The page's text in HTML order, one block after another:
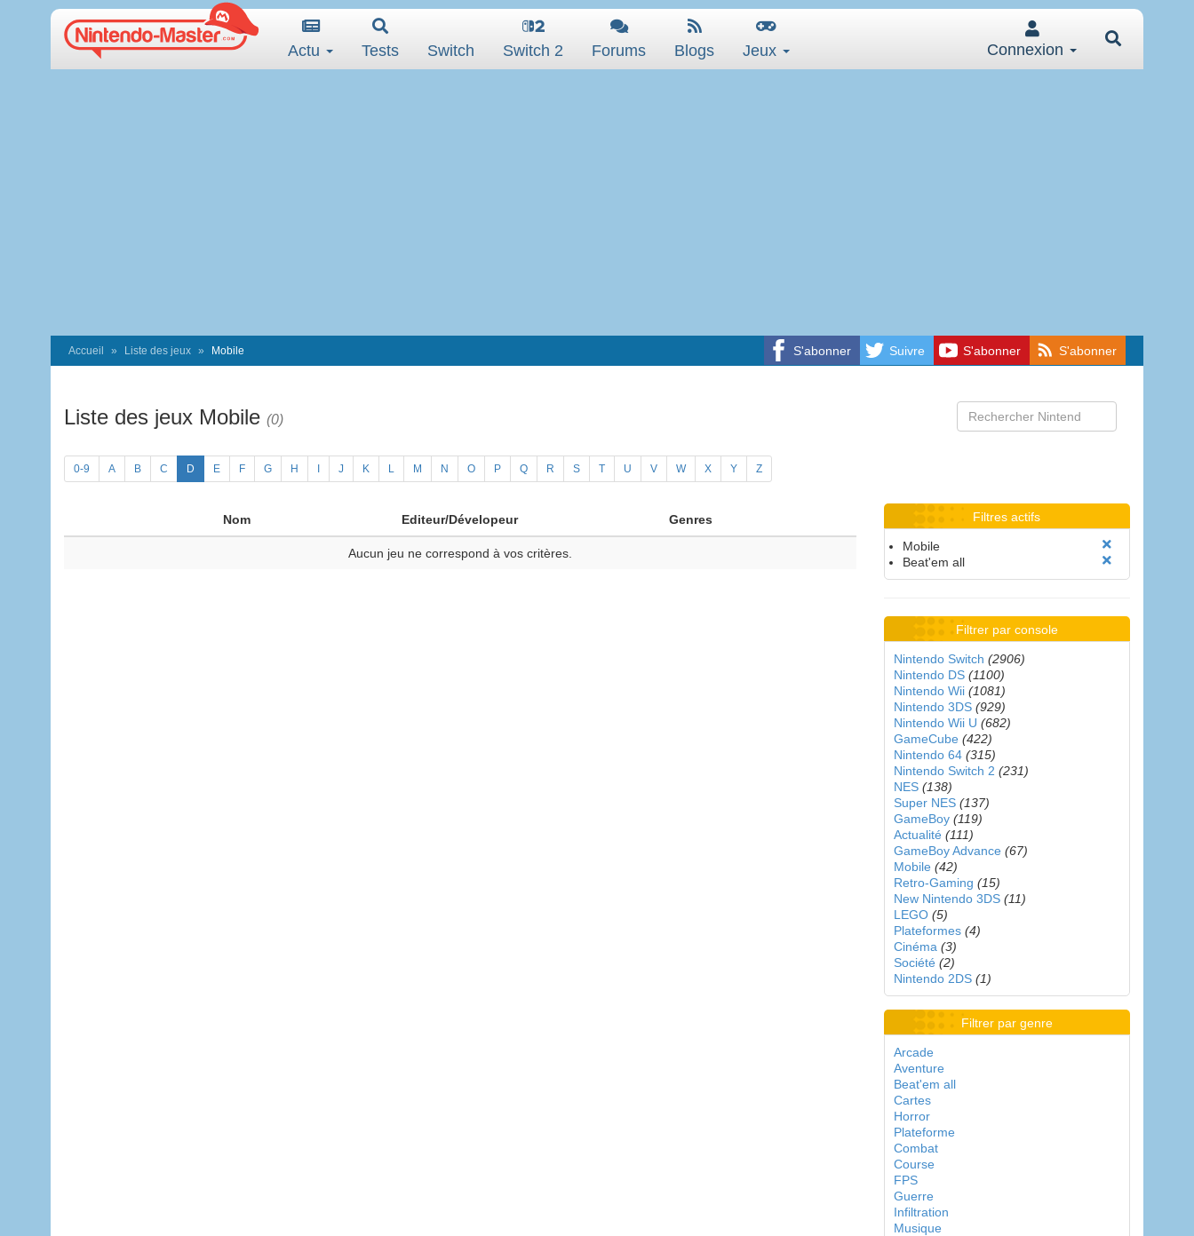
Actu Tests Switch Switch 2 Forums Blogs Jeux Connexion
S'abonner Suivre S'abonner S'abonner
Accueil Liste des jeux Mobile
Liste des jeux Mobile (0)
0-9 A B C D E F G H J K L M N O P Q R S T U V W X Y Z
Nom Editeur/Dévelopeur Genres
Aucun jeu ne correspond à vos critères.
Filtres actifs
Mobile
Beat'em all
Filtrer par console
Nintendo Switch (2906)
Nintendo DS (1100)
Nintendo Wii (1081)
Nintendo 3DS (929)
Nintendo Wii U (682)
GameCube (422)
Nintendo 64 (315)
Nintendo Switch 2 (231)
NES (138)
Super NES (137)
GameBoy (119)
Actualité (111)
GameBoy Advance (67)
Mobile (42)
Retro-Gaming (15)
New Nintendo 3DS (11)
LEGO (5)
Plateformes (4)
Cinéma (3)
Société (2)
Nintendo 2DS (1)
Filtrer par genre
Arcade
Aventure
Beat'em all
Cartes
Horror
Plateforme
Combat
Course
FPS
Guerre
Infiltration
Musique